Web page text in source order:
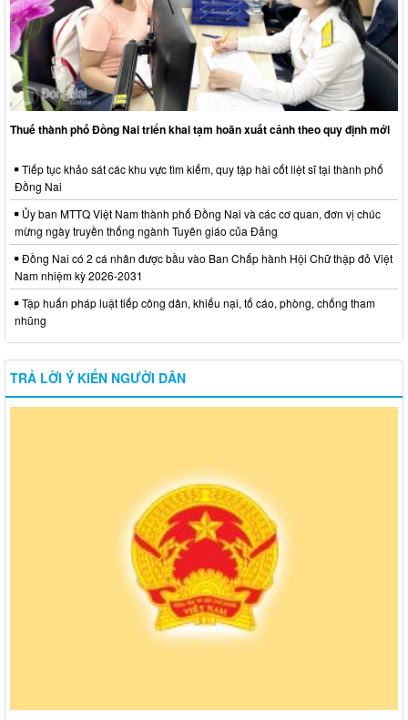
Thuế thành phố Đồng Nai triển khai tạm hoãn xuất cảnh theo quy định mới
Tiếp tục khảo sát các khu vực tìm kiếm, quy tập hài cốt liệt sĩ tại thành phố
Đồng Nai
Ủy ban MTTQ Việt Nam thành phố Đồng Nai và các cơ quan, đơn vị chúc
mừng ngày truyền thống ngành Tuyên giáo của Đảng
Đồng Nai có 2 cá nhân được bầu vào Ban Chấp hành Hội Chữ thập đỏ Việt
Nam nhiệm kỳ 2026-2031
Tập huấn pháp luật tiếp công dân, khiếu nại, tố cáo, phòng, chống tham
nhũng
TRẢ LỜI Ý KIẾN NGƯỜI DÂN